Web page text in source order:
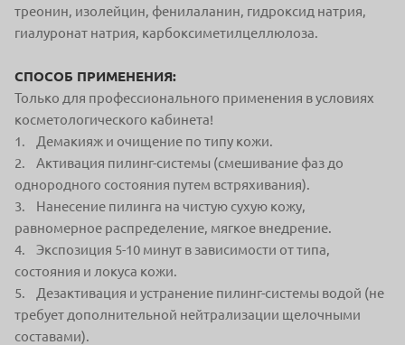
треонин, изолейцин, фенилаланин, гидроксид натрия,
гиалуронат натрия, карбоксиметилцеллюлоза.
СПОСОБ ПРИМЕНЕНИЯ:
Только для профессионального применения в условиях
косметологического кабинета!
1. Демакияж и очищение по типу кожи.
2. Активация пилинг-системы (смешивание фаз до
однородного состояния путем встряхивания).
3. Нанесение пилинга на чистую сухую кожу,
равномерное распределение, мягкое внедрение.
4. Экспозиция 5-10 минут в зависимости от типа,
состояния и локуса кожи.
5. Дезактивация и устранение пилинг-системы водой (не
требует дополнительной нейтрализации щелочными
составами).